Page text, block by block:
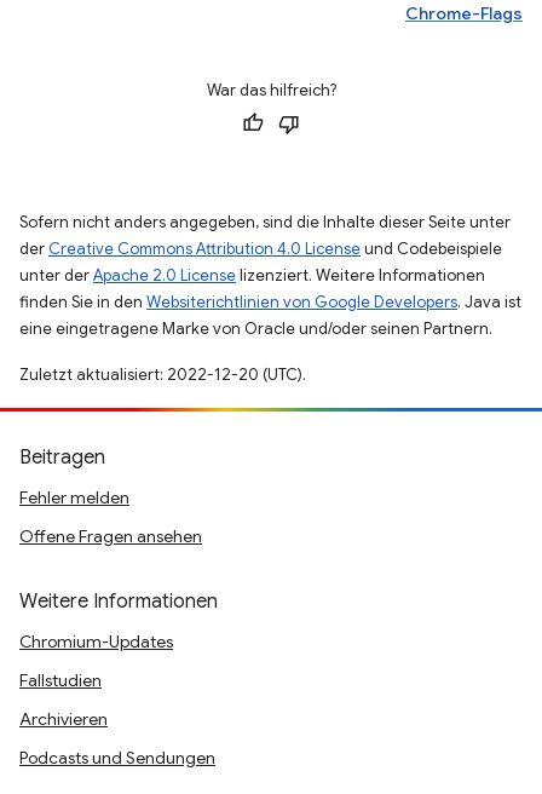
Chrome-Flags
War das hilfreich?
Sofern nicht anders angegeben, sind die Inhalte dieser Seite unter
der Creative Commons Attribution 4.0 Licenseund Codebeispiele
unter derApache 2.0 Licenselizenziert. Weitere Informationen
finden Sie in den Websiterichtlinien von Google Developers. Java ist
eine eingetragene Marke von Oracle und/oder seinen Partnern.
Zuletzt aktualisiert: 2022-12-20 (UTC).
Beitragen
Fehler melden
Offene Fragen ansehen
Weitere Informationen
Chromium-Updates
Fallstudien
Archivieren
Podcasts und Sendungen